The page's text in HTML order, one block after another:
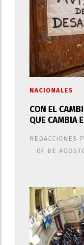
CON EL
QUE CAMBIA
REDACCIONES
NACIONALES
07 DE